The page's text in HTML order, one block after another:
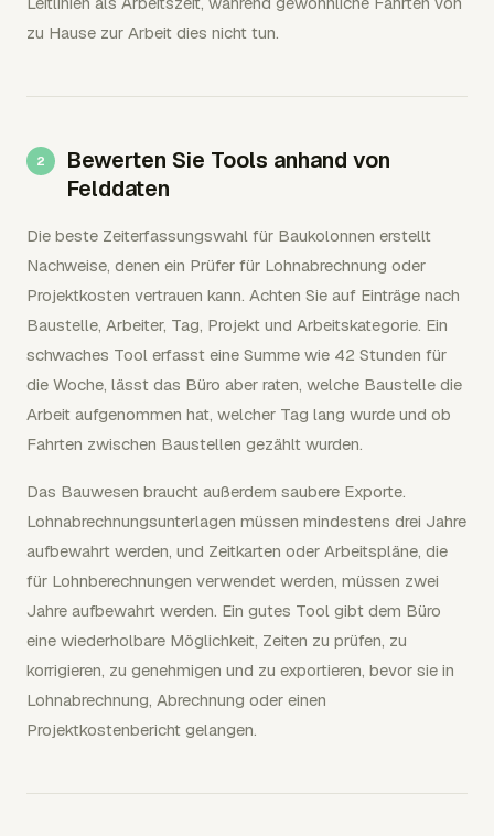
zu Hause zur Arbeit dies nicht tun.
Bewerten Sie Tools anhand von
Felddaten
Die beste Zeiterfassungswahl für Baukolonnen erstellt
Nachweise, denen ein Prüfer für Lohnabrechnung oder
Projektkosten vertrauen kann. Achten Sie auf Einträge nach
Baustelle, Arbeiter, Tag, Projekt und Arbeitskategorie. Ein
schwaches Tool erfasst eine Summe wie 42 Stunden für
die Woche, lässt das Büro aber raten, welche Baustelle die
Arbeit aufgenommen hat, welcher Tag lang wurde und ob
Fahrten zwischen Baustellen gezählt wurden.
Das Bauwesen braucht außerdem saubere Exporte.
Lohnabrechnungsunterlagen müssen mindestens drei Jahre
aufbewahrt werden, und Zeitkarten oder Arbeitspläne, die
für Lohnberechnungen verwendet werden, müssen zwei
Jahre aufbewahrt werden. Ein gutes Tool gibt dem Büro
eine wiederholbare Möglichkeit, Zeiten zu prüfen, zu
korrigieren, zu genehmigen und zu exportieren, bevor sie in
Lohnabrechnung, Abrechnung oder einen
Projektkostenbericht gelangen.